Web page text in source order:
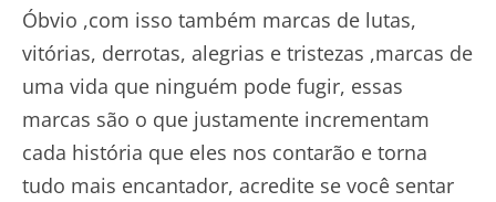
Óbvio ,com isso também marcas de lutas,
vitórias, derrotas, alegrias e tristezas ,marcas de
uma vida que ninguém pode fugir, essas
marcas são o que justamente incrementam
cada história que eles nos contarão e torna
tudo mais encantador, acredite se você sentar